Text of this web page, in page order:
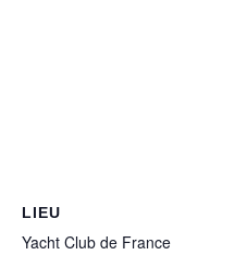
LIEU
Yacht Club de France